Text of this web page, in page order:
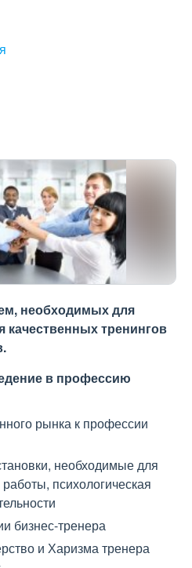
необходимых для
качественных тренингов
в профессию
рынка к профессии
необходимые для
психологическая
бизнес-тренера
и Харизма тренера